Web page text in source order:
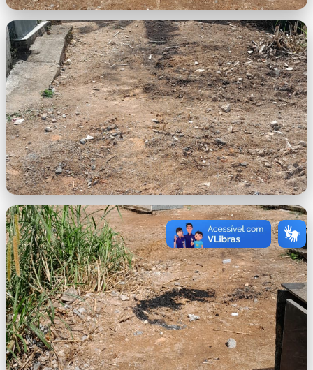
imagem.jpeg
imagem-2.jpeg